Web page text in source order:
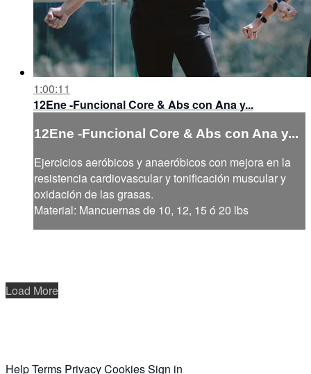
1:00:11
12Ene -Funcional Core & Abs con Ana y...
12Ene -Funcional Core & Abs con Ana y...
Ejercicios aeróbicos y anaeróbicos con mejora en la
resistencia cardiovascular y tonificación muscular y
oxidación de las grasas.
Material: Mancuernas de 10, 12, 15 ó 20 lbs
Load More
HelpTerms PrivacyCookiesSign in